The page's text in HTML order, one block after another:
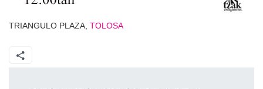
TRIANGULO PLAZA, TOLOSA